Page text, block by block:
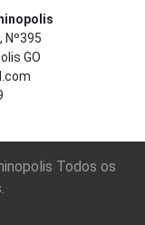
Nº395
GO
Todos os